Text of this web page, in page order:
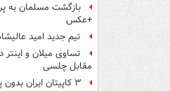
بازگشت مسلمان به
+عکس
تیم جدید امید
تساوی میلان و اینتر
مقابل چلسی
۳ کاپیتان ایران بدون پیشنهاد بزرگ